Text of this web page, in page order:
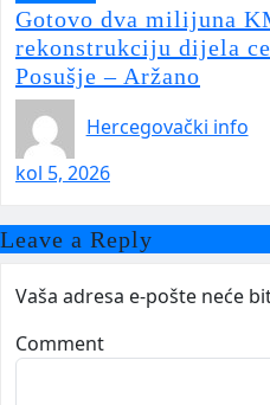
Gotovo dva milijuna
rekonstrukciju dijela
Posušje – Aržano
Hercegovački info
kol 5, 2026
Leave a Reply
Vaša adresa e-pošte neće
Comment